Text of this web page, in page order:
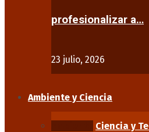
profesionalizar a…
23 julio, 2026
Ambiente y Ciencia
Ciencia y